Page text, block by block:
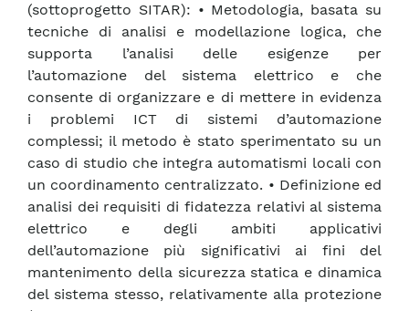
(sottoprogetto SITAR): • Metodologia, basata su
tecniche di analisi e modellazione logica, che
supporta l’analisi delle esigenze per
l’automazione del sistema elettrico e che
consente di organizzare e di mettere in evidenza
i problemi ICT di sistemi d’automazione
complessi; il metodo è stato sperimentato su un
caso di studio che integra automatismi locali con
un coordinamento centralizzato. • Definizione ed
analisi dei requisiti di fidatezza relativi al sistema
elettrico e degli ambiti applicativi
dell’automazione più significativi ai fini del
mantenimento della sicurezza statica e dinamica
del sistema stesso, relativamente alla protezione